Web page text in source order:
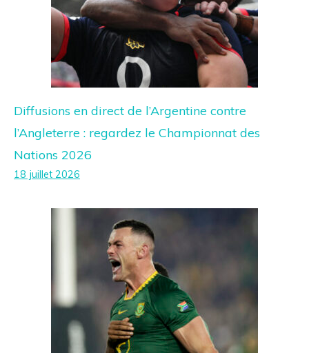
Diffusions en direct de l’Argentine contre
l’Angleterre : regardez le Championnat des
Nations 2026
18 juillet 2026